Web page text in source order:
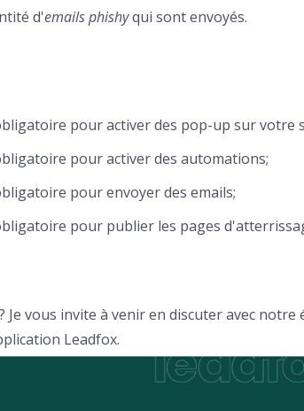
d'emails phishyqui sont envoyés.
pour activer des pop-up sur votre
pour activer des automations;
pour envoyer des emails;
pour publier les pages
Je vous invite à venir en discuter avec notre
Leadfox.